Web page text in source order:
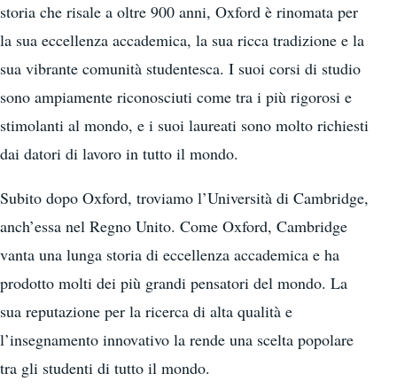
storia che risale a oltre 900 anni, Oxford è rinomata per
la sua eccellenza accademica, la sua ricca tradizione e la
sua vibrante comunità studentesca. I suoi corsi di studio
sono ampiamente riconosciuti come tra i più rigorosi e
stimolanti al mondo, e i suoi laureati sono molto richiesti
dai datori di lavoro in tutto il mondo.
Subito dopo Oxford, troviamo l’Università di Cambridge,
anch’essa nel Regno Unito. Come Oxford, Cambridge
vanta una lunga storia di eccellenza accademica e ha
prodotto molti dei più grandi pensatori del mondo. La
sua reputazione per la ricerca di alta qualità e
l’insegnamento innovativo la rende una scelta popolare
tra gli studenti di tutto il mondo.